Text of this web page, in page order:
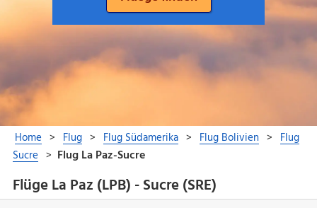
Flüge La Paz (LPB) - Sucre (SRE)